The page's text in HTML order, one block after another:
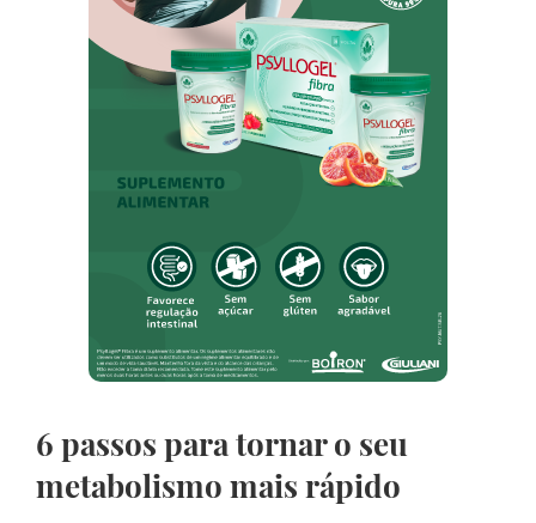
6 passos para tornar o seu
metabolismo mais rápido